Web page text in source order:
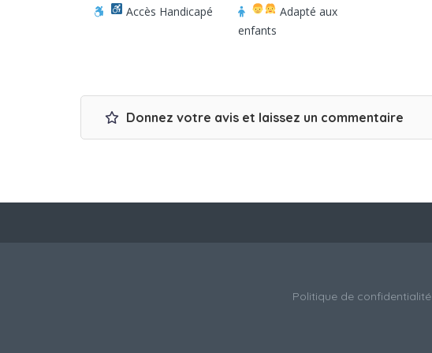
Accès Handicapé
Adapté aux
enfants
Donnez votre avis et laissez un commentaire
Politique de confidentialité